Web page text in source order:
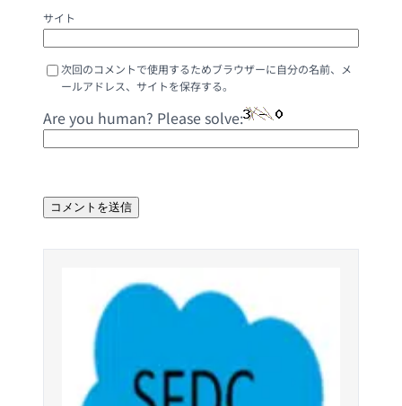
サイト
次回のコメントで使用するためブラウザーに自分の名前、メ
ールアドレス、サイトを保存する。
Are you human? Please solve: